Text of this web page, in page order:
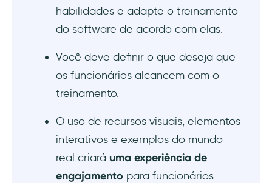
Conclusão
habilidades e adapte o treinamento
do software de acordo com elas.
Você deve definir o que deseja que
os funcionários alcancem com o
treinamento.
O uso de recursos visuais, elementos
interativos e exemplos do mundo
real criará uma experiência de
engajamento para funcionários